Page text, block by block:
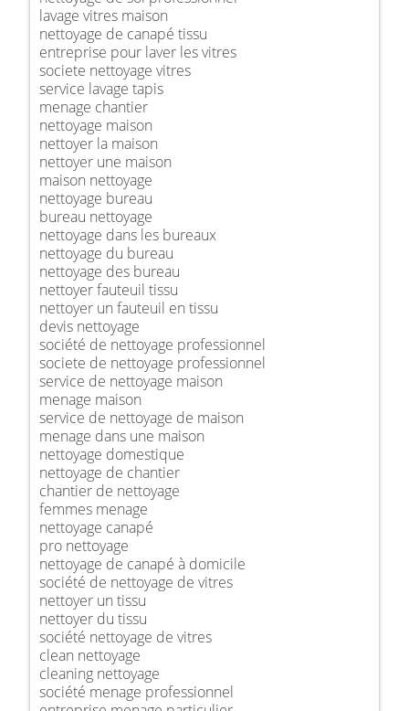
lavage vitres maison
nettoyage de canapé tissu
entreprise pour laver les vitres
societe nettoyage vitres
service lavage tapis
menage chantier
nettoyage maison
nettoyer la maison
nettoyer une maison
maison nettoyage
nettoyage bureau
bureau nettoyage
nettoyage dans les bureaux
nettoyage du bureau
nettoyage des bureau
nettoyer fauteuil tissu
nettoyer un fauteuil en tissu
devis nettoyage
société de nettoyage professionnel
societe de nettoyage professionnel
service de nettoyage maison
menage maison
service de nettoyage de maison
menage dans une maison
nettoyage domestique
nettoyage de chantier
chantier de nettoyage
femmes menage
nettoyage canapé
pro nettoyage
nettoyage de canapé à domicile
société de nettoyage de vitres
nettoyer un tissu
nettoyer du tissu
société nettoyage de vitres
clean nettoyage
cleaning nettoyage
société menage professionnel